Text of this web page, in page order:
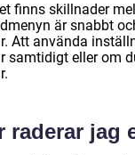
finns skillnader
är snabbt
Att använda
samtidigt eller om
raderar jag